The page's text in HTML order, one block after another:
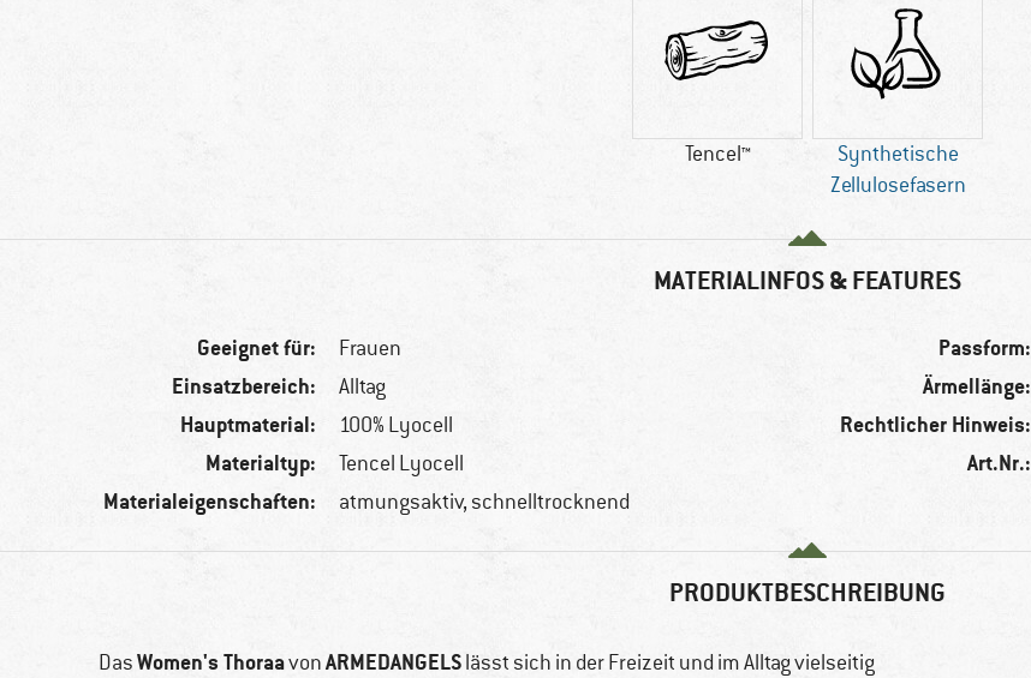
Tencel™
Synthetische
Zellulosefasern
MATERIALINFOS & FEATURES
Geeignet für: Frauen
Einsatzbereich: Alltag
Hauptmaterial: 100% Lyocell
Materialtyp: Tencel Lyocell
Materialeigenschaften: atmungsaktiv, schnelltrocknend
Passform:
Ärmellänge:
Rechtlicher Hinweis:
Art.Nr.:
PRODUKTBESCHREIBUNG
DasWomen's ThoraavonARMEDANGELSlässt sich in der Freizeit und im Alltag vielseitig